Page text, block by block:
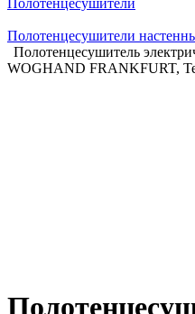
Полотенцесушители
Полотенцесушители
Полотенцесушитель
WOGHAND FRANKFURT,